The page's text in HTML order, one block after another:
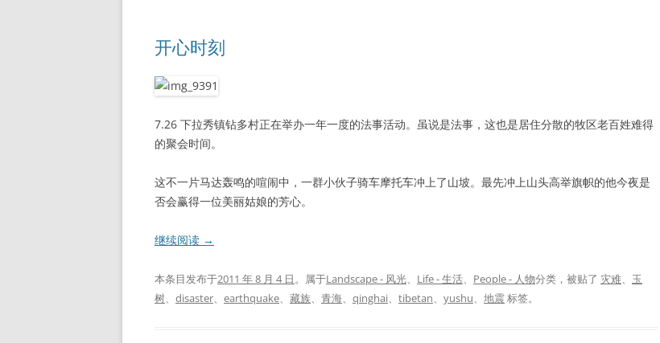
开心时刻
7.26 下拉秀镇钻多村正在举办一年一度的法事活动。虽说是法事，这也是居住分散的牧区老百姓难得
的聚会时间。
这不一片马达轰鸣的喧闹中，一群小伙子骑车摩托车冲上了山坡。最先冲上山头高举旗帜的他今夜是
否会赢得一位美丽姑娘的芳心。
继续阅读 →
本条目发布于2011 年 8 月 4 日。属于Landscape - 风光、 Life - 生活、 People - 人物分类，被贴了 灾难、 玉
树、 disaster、 earthquake、 藏族、 青海、 qinghai、 tibetan、 yushu、 地震标签。